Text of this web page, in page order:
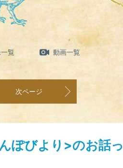
覧 動画一覧
次ページ
ぽびより>のお話っ